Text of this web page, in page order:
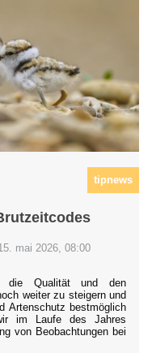
tipnews
mai 2026, 08:00
die Qualität und den
weiter zu steigern und
Artenschutz bestmöglich
im Laufe des Jahres
von Beobachtungen bei